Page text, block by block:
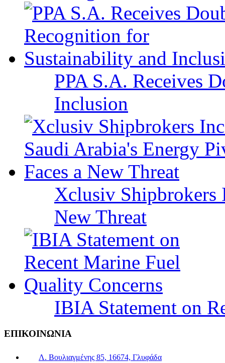
PPA S.A. Receives
Inclusion
Xclusiv Shipbrokers
New Threat
IBIA Statement on
ΕΠΙΚΟΙΝΩΝΙΑ
Λ. Βουλιαγμένης 85, 16674, Γλυφάδα